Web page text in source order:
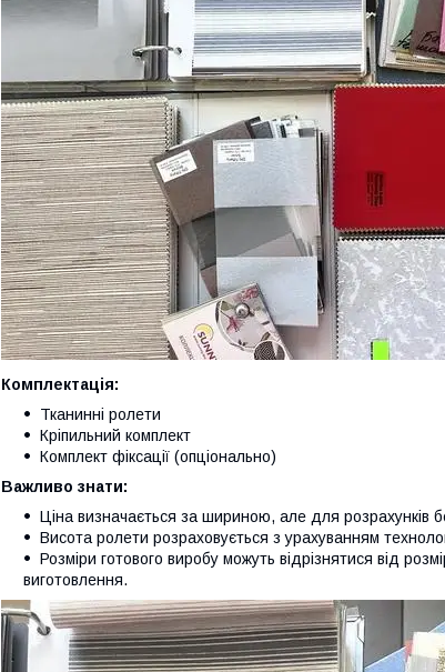
Комплектація:
Тканинні ролети
Кріпильний комплект
Комплект фіксації (опціонально)
Важливо знати:
Ціна визначається за шириною, але для розрахунків
Висота ролети розраховується з урахуванням
Розміри готового виробу можуть відрізнятися від
виготовлення.